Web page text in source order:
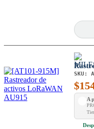
SKU:
$
A